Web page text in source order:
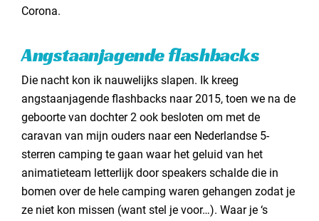
Corona.
Angstaanjagende flashbacks
Die nacht kon ik nauwelijks slapen. Ik kreeg
angstaanjagende flashbacks naar 2015, toen we na de
geboorte van dochter 2 ook besloten om met de
caravan van mijn ouders naar een Nederlandse 5-
sterren camping te gaan waar het geluid van het
animatieteam letterlijk door speakers schalde die in
bomen over de hele camping waren gehangen zodat je
ze niet kon missen (want stel je voor…). Waar je ‘s